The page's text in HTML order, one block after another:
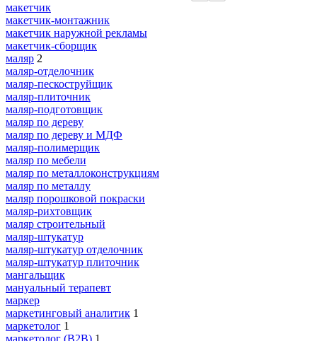
макетчик
макетчик-монтажник
макетчик наружной рекламы
макетчик-сборщик
маляр 2
маляр-отделочник
маляр-пескоструйщик
маляр-плиточник
маляр-подготовщик
маляр по дереву
маляр по дереву и МДФ
маляр-полимерщик
маляр по мебели
маляр по металлоконструкциям
маляр по металлу
маляр порошковой покраски
маляр-рихтовщик
маляр строительный
маляр-штукатур
маляр-штукатур отделочник
маляр-штукатур плиточник
мангальщик
мануальный терапевт
маркер
маркетинговый аналитик 1
маркетолог 1
маркетолог (B2B) 1